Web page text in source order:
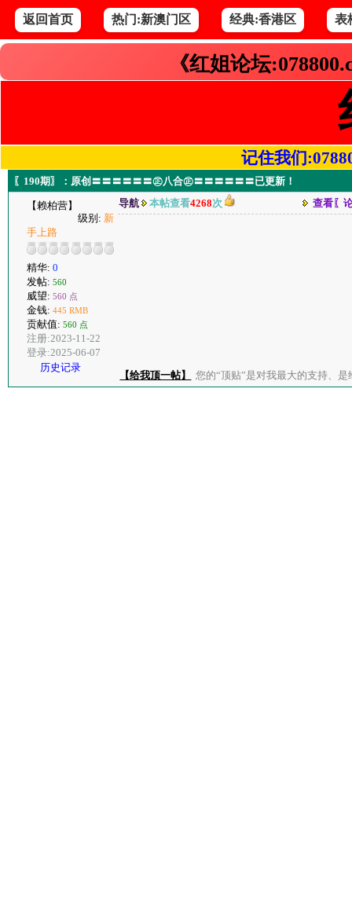
返回首页 热门:新澳门区 经典:香港区 表
《红姐论坛
记住我们
〖190期〗：原创〓〓〓〓〓〓㊣八合㊣〓〓〓〓〓〓已更新！
【赖柏营】
级别: 新
手上路
精华: 0
发帖: 560
威望: 560 点
金钱: 445 RMB
贡献值: 560 点
注册:2023-11-22
登录:2025-06-07
历史记录
导航 本帖查看4268次 查看〖
【给我顶一帖】 您的“顶贴”是对我最大的支持、